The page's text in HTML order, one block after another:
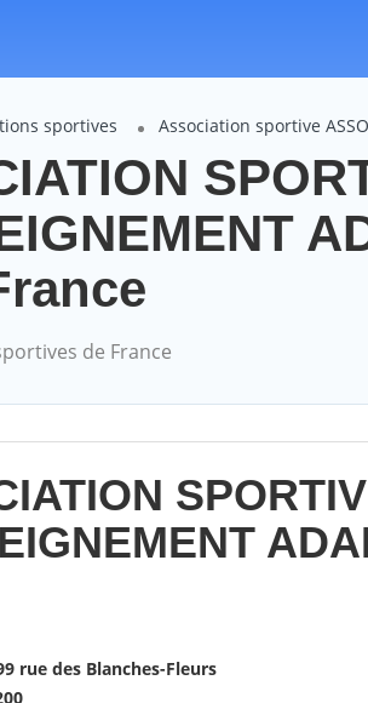
sportives Association sportive
de France
rue des Blanches-Fleurs